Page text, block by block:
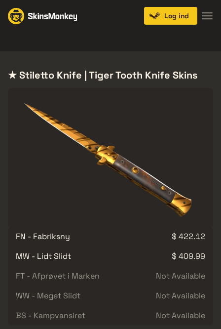
Log ind
★ Stiletto Knife | Tiger Tooth Knife Skins
FN - Fabriksny
$ 422.12
MW - Lidt Slidt
$ 409.99
FT - Afprøvet i Marken
Not Available
WW - Meget Slidt
Not Available
BS - Kampvansiret
Not Available